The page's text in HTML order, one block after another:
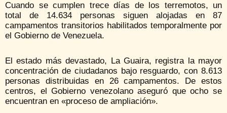
Cuando se cumplen trece días de los terremotos, un
total de 14.634 personas siguen alojadas en 87
campamentos transitorios habilitados temporalmente por
el Gobierno de Venezuela.
El estado más devastado, La Guaira, registra la mayor
concentración de ciudadanos bajo resguardo, con 8.613
personas distribuidas en 26 campamentos. De estos
centros, el Gobierno venezolano aseguró que ocho se
encuentran en «proceso de ampliación».